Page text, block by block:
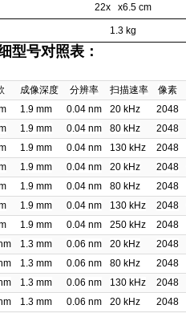
22x x6.5 cm
1.3 kg
型号对照表：
成像深度 分辨率 扫描速率 像素
1.9 mm 0.04 nm 20 kHz 2048
1.9 mm 0.04 nm 80 kHz 2048
1.9 mm 0.04 nm 130 kHz 2048
1.9 mm 0.04 nm 20 kHz 2048
1.9 mm 0.04 nm 80 kHz 2048
1.9 mm 0.04 nm 130 kHz 2048
1.9 mm 0.04 nm 250 kHz 2048
1.3 mm 0.06 nm 20 kHz 2048
1.3 mm 0.06 nm 80 kHz 2048
1.3 mm 0.06 nm 130 kHz 2048
1.3 mm 0.06 nm 20 kHz 2048